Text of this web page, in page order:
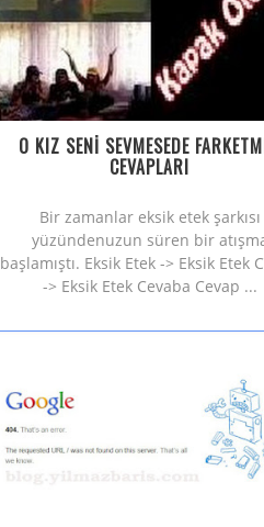
O KIZ SENİ SEVMESEDE
CEVAPLARI
Bir zamanlar eksik etek şarkısı
yüzündenuzun süren bir
başlamıştı. Eksik Etek -> Eksik Etek
-> Eksik Etek Cevaba Cevap ...